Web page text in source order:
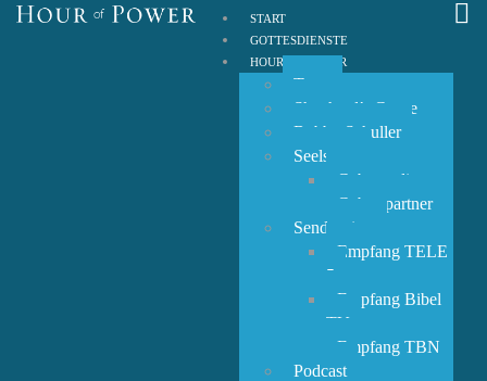
START
GOTTESDIENSTE
HOUR OF POWER
Team
Shepherd’s Grove
Bobby Schuller
Seelsorge
Gebetsanliegen
Gebetspartner
Sendezeiten
Empfang TELE
5
Empfang Bibel
TV
Empfang TBN
Podcast